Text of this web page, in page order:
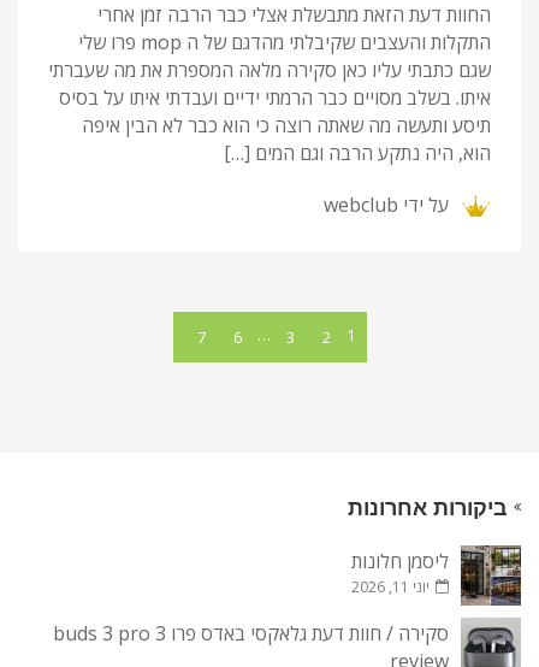
החוות דעת הזאת מתבשלת אצלי כבר הרבה זמן אחרי
התקלות והעצבים שקיבלתי מהדגם של ה mop פרו שלי
שגם כתבתי עליו כאן סקירה מלאה המספרת את מה שעברתי
איתו. בשלב מסויים כבר הרמתי ידיים ועבדתי איתו על בסיס
תיסע ותעשה מה שאתה רוצה כי הוא כבר לא הבין איפה
הוא, היה נתקע הרבה וגם המים […]
על ידי webclub
1
2
3
…
6
7
ביקורות אחרונות
ליסמן חלונות
יוני 11, 2026
סקירה / חוות דעת גלאקסי באדס פרו 3 buds 3 pro
review